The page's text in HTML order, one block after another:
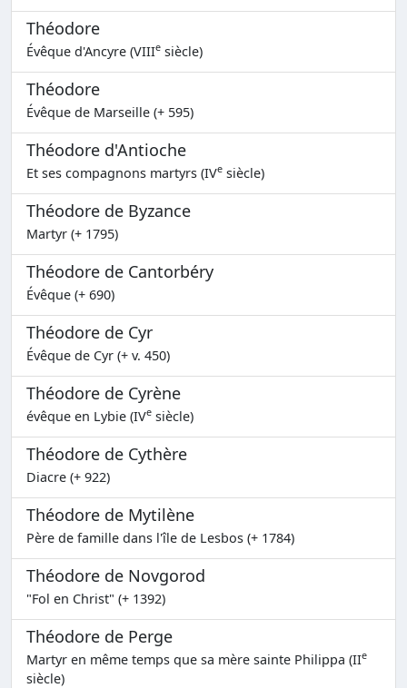
Théodore
Évêque d'Ancyre (VIIIe siècle)
Théodore
Évêque de Marseille (+ 595)
Théodore d'Antioche
Et ses compagnons martyrs (IVe siècle)
Théodore de Byzance
Martyr (+ 1795)
Théodore de Cantorbéry
Évêque (+ 690)
Théodore de Cyr
Évêque de Cyr (+ v. 450)
Théodore de Cyrène
évêque en Lybie (IVe siècle)
Théodore de Cythère
Diacre (+ 922)
Théodore de Mytilène
Père de famille dans l'île de Lesbos (+ 1784)
Théodore de Novgorod
"Fol en Christ" (+ 1392)
Théodore de Perge
Martyr en même temps que sa mère sainte Philippa (IIe
siècle)